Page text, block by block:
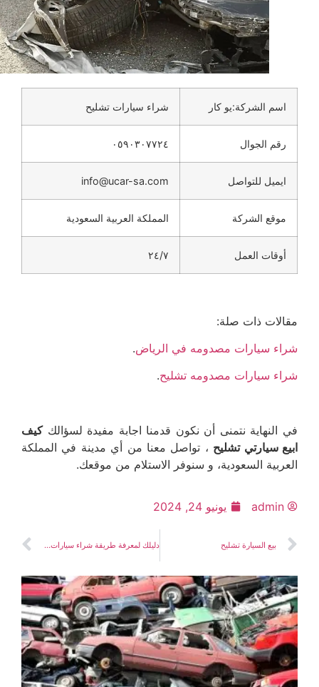
اسم الشركة:يو كار شراء سيارات تشليح
رقم الجوال ٠٥٩٠٣٠٧٧٢٤
ايميل للتواصل info@ucar-sa.com
موقع الشركة المملكة العربية السعودية
أوقات العمل ٢٤/٧
مقالات ذات صلة:
شراء سيارات مصدومه في الرياض.
شراء سيارات مصدومه تشليح.
في النهاية نتمنى أن نكون قدمنا اجابة مفيدة لسؤالككيف
ابيع سيارتي تشليح، تواصل معنا من أي مدينة في المملكة
العربية السعودية، و سنوفر الاستلام من موقعك.
admin يونيو 24, 2024
بيع السيارة تشليح دليلك لمعرفة طريقة شراء سيارات مصدومة جدة